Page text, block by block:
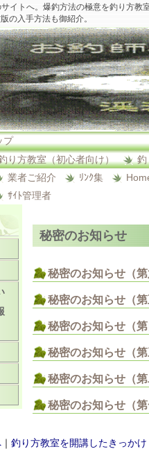
イトへ。爆釣方法の極意を釣り方
の入手方法も御紹介。
プ
り方教室（初心者向け）
釣
業者ご紹介 ﾘﾝｸ集
ｻｲﾄ管理者
秘密のお知らせ
秘密のお知らせ（
秘密のお知らせ（
秘密のお知らせ（
秘密のお知らせ（
秘密のお知らせ（
秘密のお知らせ（
｜ 釣り方教室を開講したきっかけ